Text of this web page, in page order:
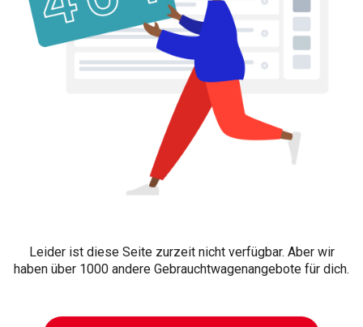
Leider ist diese Seite zurzeit nicht verfügbar. Aber wir
haben über 1000 andere Gebrauchtwagenangebote für dich.